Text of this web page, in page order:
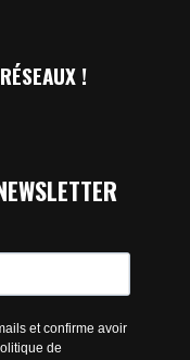
!
et confirme avoir
de